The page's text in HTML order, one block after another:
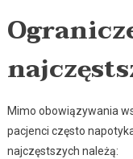
Mimo obowiązywania
pacjenci często
najczęstszych należą: